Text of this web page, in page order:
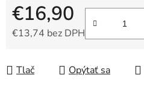
€16,90
€13,74 bez DPH
Tlač Opýtať sa